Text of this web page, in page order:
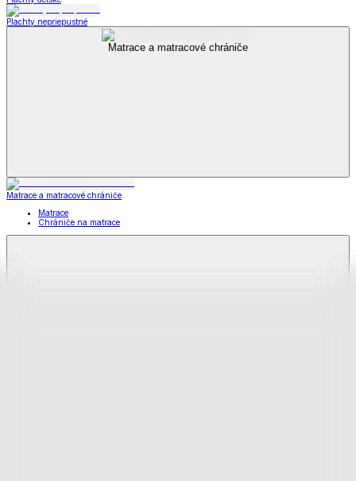
Plachty nepriepustné
Matrace a matracové chrániče
Matrace a matracové chrániče
Matrace
Chrániče na matrace